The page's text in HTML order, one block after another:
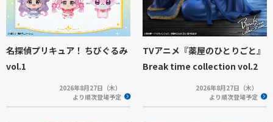
名探偵プリキュア！ ちびぐるみ
vol.1
2026年8月27日（木）
より順次登場予定
TVアニメ『薬屋のひとりごと』
Break time collection vol.2
2026年8月27日（木）
より順次登場予定